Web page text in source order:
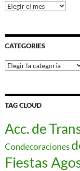
Archives
CATEGORIES
Categories
TAG CLOUD
Acc. de
Condecoraciones
Fiestas